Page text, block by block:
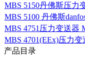
MBS 5150丹佛斯压力
MBS 5100 丹佛斯
MBS 4751压力变送器
MBS 4701(EEx)压力变
产品目录